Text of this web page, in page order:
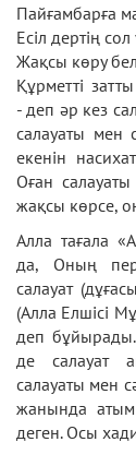
Пайғамбарға
Есіл дертің
Жақсы көру
Құрметті
- деп әр кез
салауаты мен
екенін
Оған
жақсы көрсе,
Алла тағала
да, Оның
салауат
(Алла Елшісі
деп
де салауат
салауаты мен
жанында атым
деген. Осы